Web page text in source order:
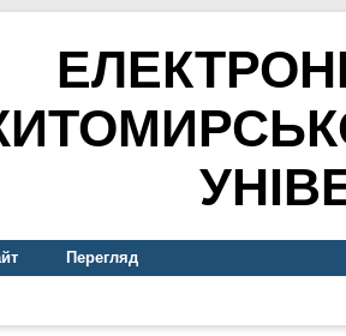
Перегляд